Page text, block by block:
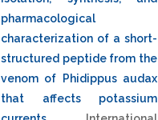
pharmacological
characterization of a short-
structured peptide from the
venom of Phidippus audax
that affects potassium